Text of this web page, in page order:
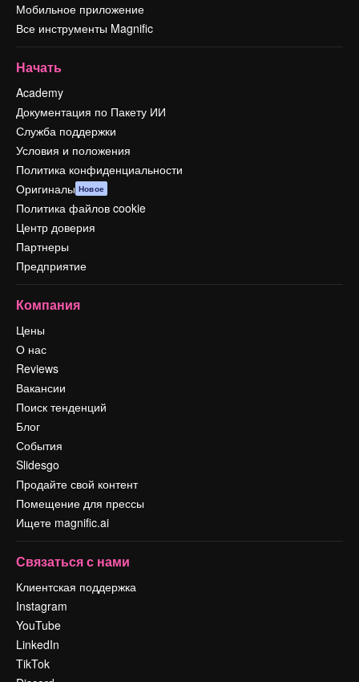
Мобильное приложение
Все инструменты Magnific
Начать
Academy
Документация по Пакету ИИ
Служба поддержки
Условия и положения
Политика конфиденциальности
Оригиналы Новое
Политика файлов cookie
Центр доверия
Партнеры
Предприятие
Компания
Цены
О нас
Reviews
Вакансии
Поиск тенденций
Блог
События
Slidesgo
Продайте свой контент
Помещение для прессы
Ищете magnific.ai
Связаться с нами
Клиентская поддержка
Instagram
YouTube
LinkedIn
TikTok